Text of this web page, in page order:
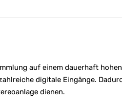
auf einem dauerhaft
digitale Eingänge.
dienen.